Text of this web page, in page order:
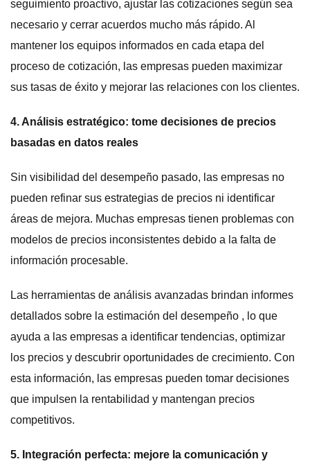
seguimiento proactivo, ajustar las cotizaciones según sea
necesario y cerrar acuerdos mucho más rápido. Al
mantener los equipos informados en cada etapa del
proceso de cotización, las empresas pueden maximizar
sus tasas de éxito y mejorar las relaciones con los clientes.
4. Análisis estratégico: tome decisiones de precios
basadas en datos reales
Sin visibilidad del desempeño pasado, las empresas no
pueden refinar sus estrategias de precios ni identificar
áreas de mejora. Muchas empresas tienen problemas con
modelos de precios inconsistentes debido a la falta de
información procesable.
Las herramientas de análisis avanzadas brindan informes
detallados sobre la estimación del desempeño , lo que
ayuda a las empresas a identificar tendencias, optimizar
los precios y descubrir oportunidades de crecimiento. Con
esta información, las empresas pueden tomar decisiones
que impulsen la rentabilidad y mantengan precios
competitivos.
5. Integración perfecta: mejore la comunicación y